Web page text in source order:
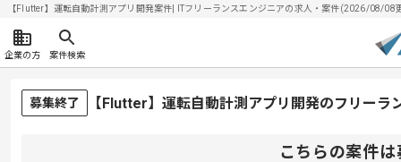
【Flutter】運転自動計測アプリ開発案件| ITフリーランスエンジニアの求人・案件(2026/08/08
企業の方 案件検索
募集終了 【Flutter】運転自動計測アプリ開発のフリーラ
こちらの案件